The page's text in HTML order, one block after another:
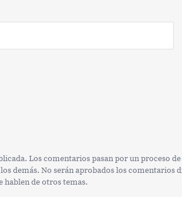
Los comentarios pasan por un proceso
demás. No serán aprobados los
hablen de otros temas.